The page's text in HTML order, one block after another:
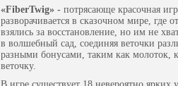
«FiberTwig» - потрясающе красочная
разворачивается в сказочном мире, где
взялись за восстановление, но им не
в волшебный сад, соединяя веточки
разными бонусами, таким как молоток,
веточку.